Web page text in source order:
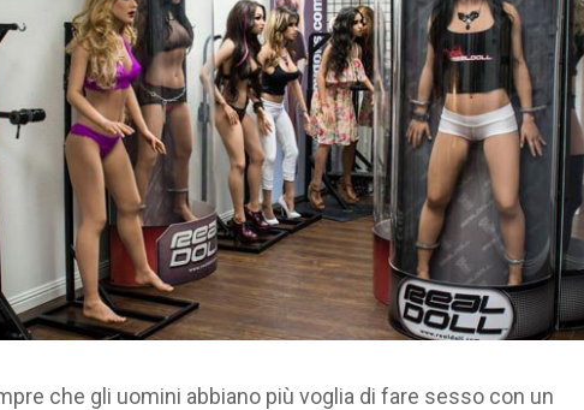
che gli uomini abbiano più voglia di fare sesso con un